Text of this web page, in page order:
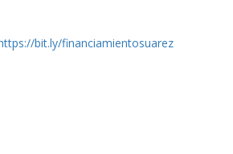
bit.ly/financiamientosuarez